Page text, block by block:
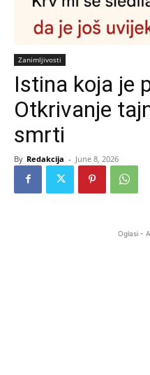
Zanimljivosti
Istina koja je
Otkrivanje
smrti
By Redakcija - June 8, 2026
Oglasi -